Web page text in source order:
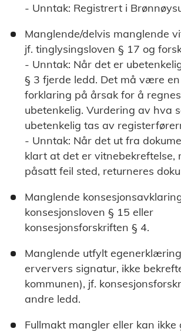
- Unntak: Registrert i
Manglende/delvis manglende
jf. tinglysingsloven § 17 og
- Unntak: Når det er
§ 3 fjerde ledd. Det må være
forklaring på årsak for å
ubetenkelig. Vurdering av hva
ubetenkelig tas av
- Unntak: Når det ut fra
klart at det er vitnebekreftelse,
påsatt feil sted, returneres
Manglende
konsesjonsloven § 15 eller
konsesjonsforskriften § 4.
Manglende utfylt
erververs signatur, ikke
kommunen), jf.
andre ledd.
Fullmakt mangler eller kan ikke